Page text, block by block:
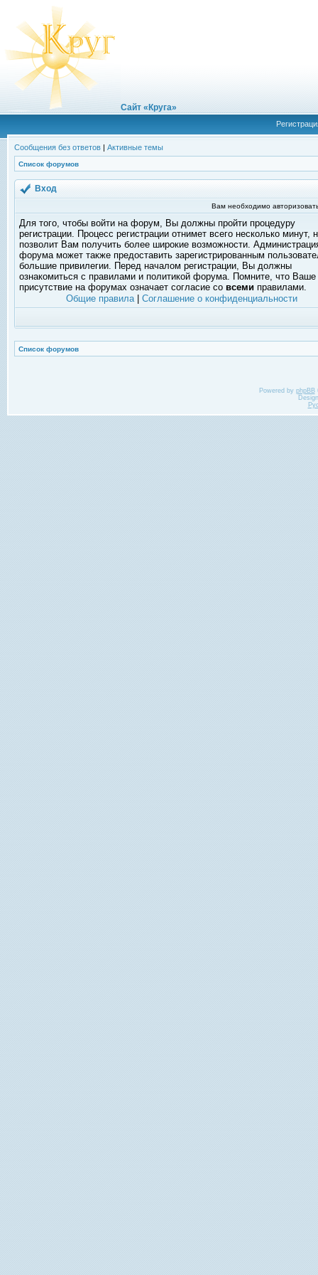
Сайт «Круга»
Сообщения без ответов | Активные темы
Список форумов
Вход
Вам необходимо
Для того, чтобы войти на форум, Вы должны пройти процедуру
регистрации. Процесс регистрации отнимет всего несколько минут,
позволит Вам получить более широкие возможности.
форума может также предоставить зарегистрированным
большие привилегии. Перед началом регистрации, Вы должны
ознакомиться с правилами и политикой форума. Помните, что Ваше
присутствие на форумах означает согласие со всеми правилами.
Общие правила| Соглашение о конфиденциальности
Список форумов
Powered by phpBB